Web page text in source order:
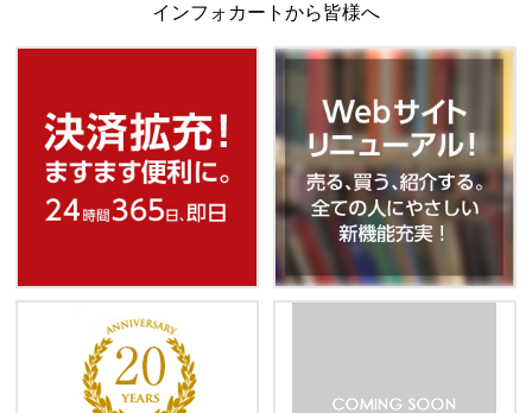
インフォカートから皆様へ